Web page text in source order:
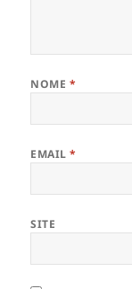
NOME *
EMAIL*
SITE